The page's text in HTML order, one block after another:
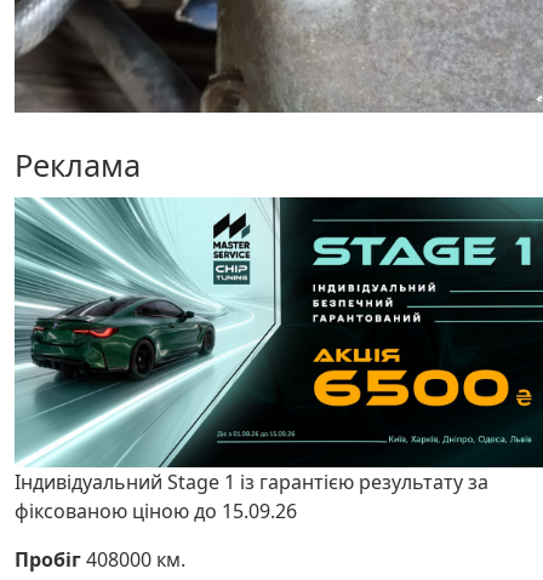
Реклама
Індивідуальний Stage 1 із гарантією результату за
фіксованою ціною до 15.09.26
Пробіг408000 км.